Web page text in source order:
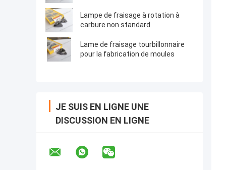
Lampe de fraisage à rotation à
carbure non standard
Lame de fraisage tourbillonnaire
pour la fabrication de moules
JE SUIS EN LIGNE UNE
DISCUSSION EN LIGNE